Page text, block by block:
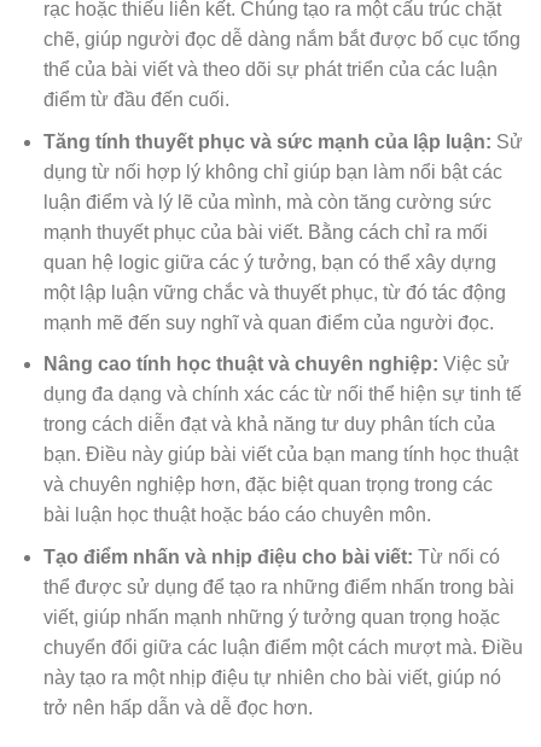
rạc hoặc thiếu liên kết. Chúng tạo ra một cấu trúc chặt
chẽ, giúp người đọc dễ dàng nắm bắt được bố cục tổng
thể của bài viết và theo dõi sự phát triển của các luận
điểm từ đầu đến cuối.
Tăng tính thuyết phục và sức mạnh của lập luận: Sử
dụng từ nối hợp lý không chỉ giúp bạn làm nổi bật các
luận điểm và lý lẽ của mình, mà còn tăng cường sức
mạnh thuyết phục của bài viết. Bằng cách chỉ ra mối
quan hệ logic giữa các ý tưởng, bạn có thể xây dựng
một lập luận vững chắc và thuyết phục, từ đó tác động
mạnh mẽ đến suy nghĩ và quan điểm của người đọc.
Nâng cao tính học thuật và chuyên nghiệp: Việc sử
dụng đa dạng và chính xác các từ nối thể hiện sự tinh tế
trong cách diễn đạt và khả năng tư duy phân tích của
bạn. Điều này giúp bài viết của bạn mang tính học thuật
và chuyên nghiệp hơn, đặc biệt quan trọng trong các
bài luận học thuật hoặc báo cáo chuyên môn.
Tạo điểm nhấn và nhịp điệu cho bài viết: Từ nối có
thể được sử dụng để tạo ra những điểm nhấn trong bài
viết, giúp nhấn mạnh những ý tưởng quan trọng hoặc
chuyển đổi giữa các luận điểm một cách mượt mà. Điều
này tạo ra một nhịp điệu tự nhiên cho bài viết, giúp nó
trở nên hấp dẫn và dễ đọc hơn.